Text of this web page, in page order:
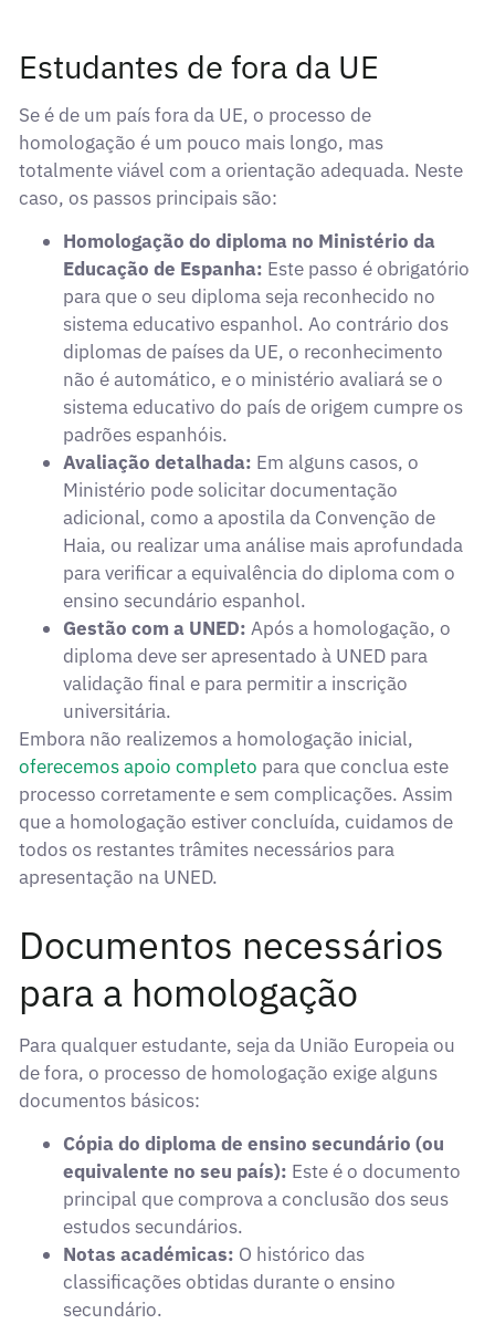
Estudantes de fora da UE
Se é de um país fora da UE, o processo de
homologação é um pouco mais longo, mas
totalmente viável com a orientação adequada. Neste
caso, os passos principais são:
Homologação do diploma no Ministério da
Educação de Espanha: Este passo é obrigatório
para que o seu diploma seja reconhecido no
sistema educativo espanhol. Ao contrário dos
diplomas de países da UE, o reconhecimento
não é automático, e o ministério avaliará se o
sistema educativo do país de origem cumpre os
padrões espanhóis.
Avaliação detalhada: Em alguns casos, o
Ministério pode solicitar documentação
adicional, como a apostila da Convenção de
Haia, ou realizar uma análise mais aprofundada
para verificar a equivalência do diploma com o
ensino secundário espanhol.
Gestão com a UNED: Após a homologação, o
diploma deve ser apresentado à UNED para
validação final e para permitir a inscrição
universitária.
Embora não realizemos a homologação inicial,
oferecemos apoio completo para que conclua este
processo corretamente e sem complicações. Assim
que a homologação estiver concluída, cuidamos de
todos os restantes trâmites necessários para
apresentação na UNED.
Documentos necessários
para a homologação
Para qualquer estudante, seja da União Europeia ou
de fora, o processo de homologação exige alguns
documentos básicos:
Cópia do diploma de ensino secundário (ou
equivalente no seu país): Este é o documento
principal que comprova a conclusão dos seus
estudos secundários.
Notas académicas: O histórico das
classificações obtidas durante o ensino
secundário.